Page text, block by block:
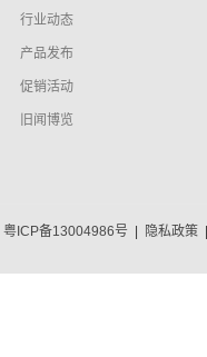
行业动态
产品发布
促销活动
旧闻博览
粤ICP备13004986号 | 隐私政策